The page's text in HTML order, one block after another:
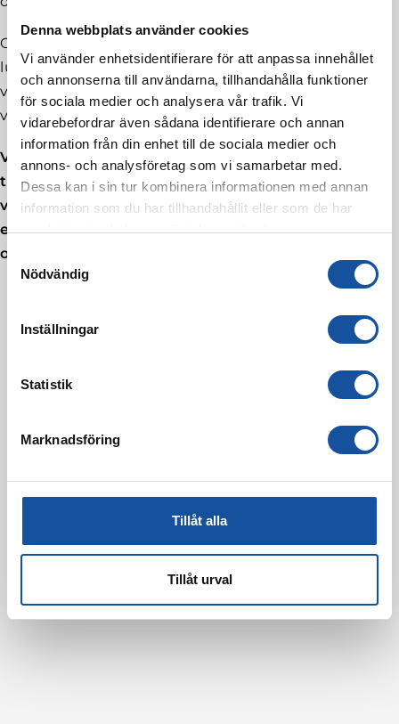
Denna webbplats använder cookies
Vi använder enhetsidentifierare för att anpassa innehållet
och annonserna till användarna, tillhandahålla funktioner
för sociala medier och analysera vår trafik. Vi
vidarebefordrar även sådana identifierare och annan
information från din enhet till de sociala medier och
annons- och analysföretag som vi samarbetar med.
Dessa kan i sin tur kombinera informationen med annan
information som du har tillhandahållit eller som de har
samlat in när du har använt deras tjänster.
S
Nödvändig
Inställningar
Statistik
Marknadsföring
Tillåt alla
Tillåt urval
Oavsett om det gäller en bergvärmepump,
luftvärmepump, frånluftsvärmepump eller luft-
vatten värmepump så är våra certifierade
värmepumpinstallatörer optimala för uppgiften.
Vi välkomnar dig att ta kontakt med oss på
telefonnummer08-514 962 50gällande
värmepumpservice, värmepumpsreparationer
eller värmepumpsinstallationer i Tyresö med
omnejd.